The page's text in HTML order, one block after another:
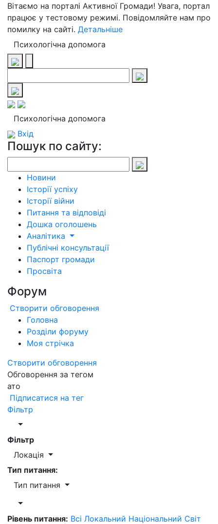
Вітаємо на порталі Активної Громади! Увага, портал
працює у тестовому режимі. Повідомляйте нам про
помилку на сайті. Детальніше
Психологічна допомога
Психологічна допомога
Вхід
Пошук по сайту:
Новини
Історії успіху
Історії війни
Питання та відповіді
Дошка оголошень
Аналітика
Публічні консультації
Паспорт громади
Просвіта
Форум
Створити обговорення
Головна
Розділи форуму
Моя стрічка
Створити обговорення
Обговорення за тегом
ато
Підписатися на тег
Фільтр
Фільтр
Локація
Тип питання:
Тип питання
Рівень питання: Всі Локальний Національний Світ